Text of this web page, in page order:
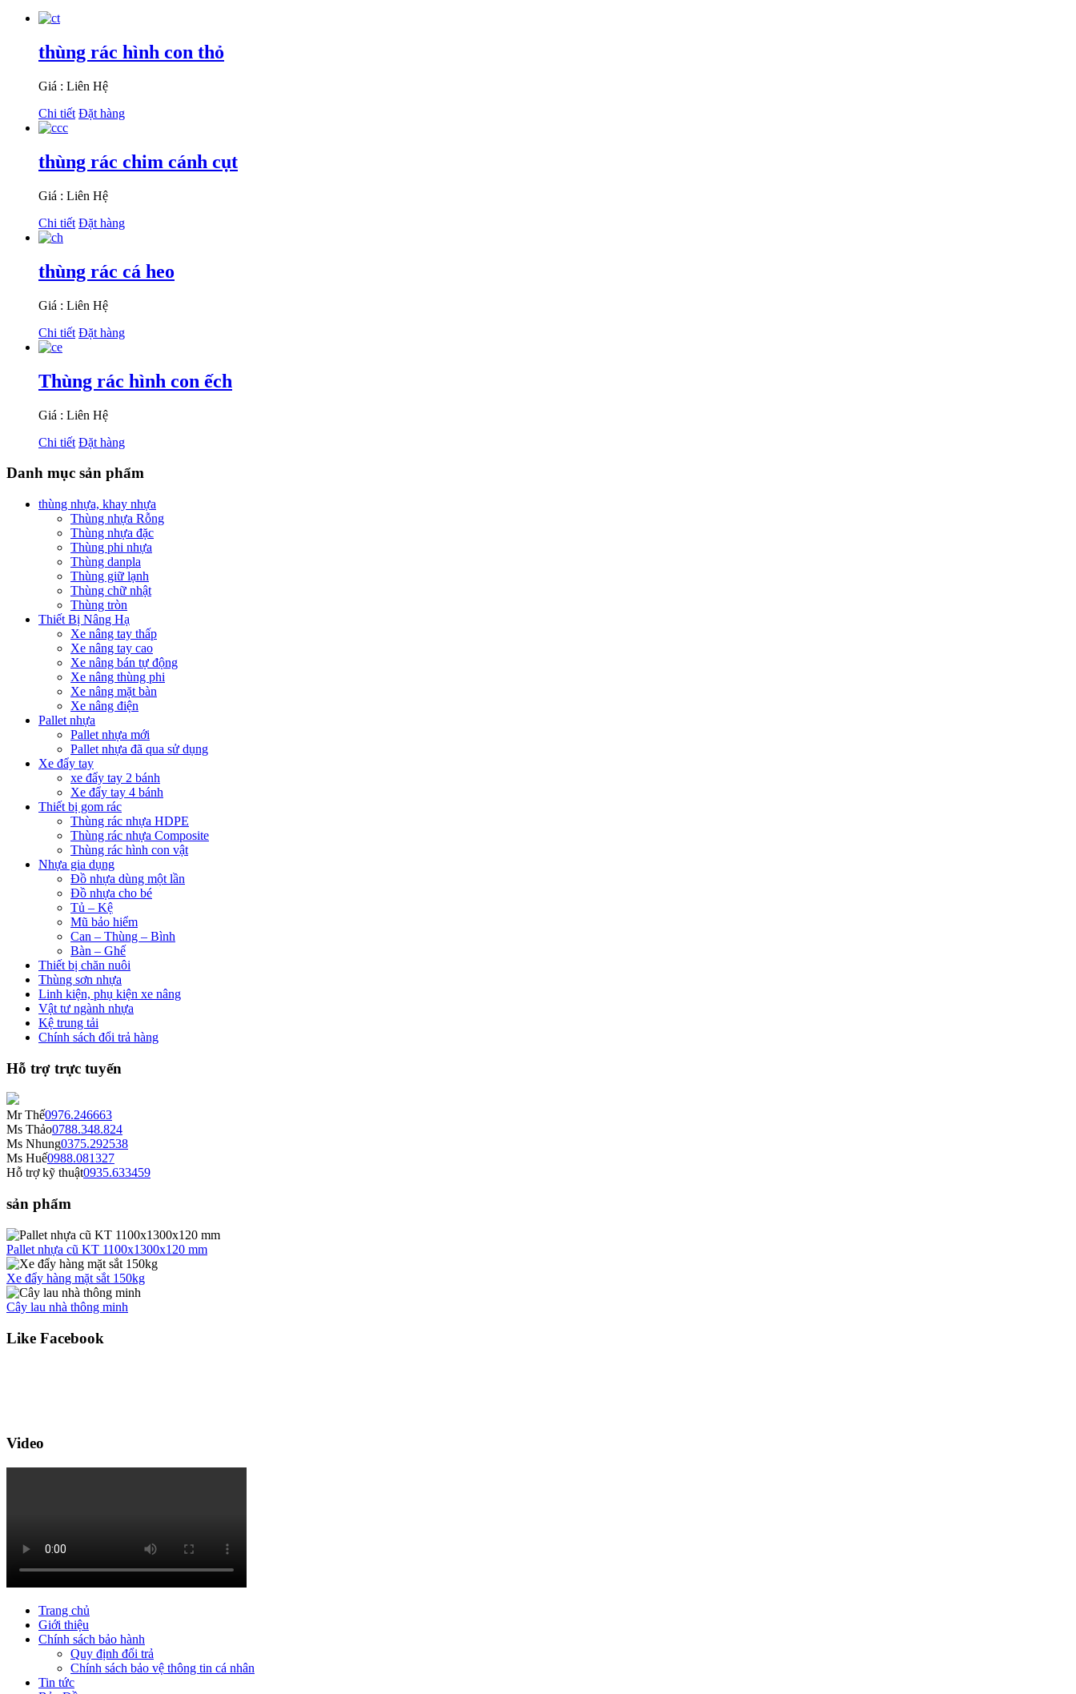
thùng rác hình con thỏ
Giá : Liên Hệ
Chi tiết Đặt hàng
thùng rác chim cánh cụt
Giá : Liên Hệ
Chi tiết Đặt hàng
thùng rác cá heo
Giá : Liên Hệ
Chi tiết Đặt hàng
Thùng rác hình con ếch
Giá : Liên Hệ
Chi tiết Đặt hàng
Danh mục sản phẩm
thùng nhựa, khay nhựa
Thùng nhựa Rỗng
Thùng nhựa đặc
Thùng phi nhựa
Thùng danpla
Thùng giữ lạnh
Thùng chữ nhật
Thùng tròn
Thiết Bị Nâng Hạ
Xe nâng tay thấp
Xe nâng tay cao
Xe nâng bán tự động
Xe nâng thùng phi
Xe nâng mặt bàn
Xe nâng điện
Pallet nhựa
Pallet nhựa mới
Pallet nhựa đã qua sử dụng
Xe đẩy tay
xe đẩy tay 2 bánh
Xe đẩy tay 4 bánh
Thiết bị gom rác
Thùng rác nhựa HDPE
Thùng rác nhựa Composite
Thùng rác hình con vật
Nhựa gia dụng
Đồ nhựa dùng một lần
Đồ nhựa cho bé
Tủ – Kệ
Mũ bảo hiểm
Can – Thùng – Bình
Bàn – Ghế
Thiết bị chăn nuôi
Thùng sơn nhựa
Linh kiện, phụ kiện xe nâng
Vật tư ngành nhựa
Kệ trung tải
Chính sách đổi trả hàng
Hỗ trợ trực tuyến
Mr Thế0976.246663
Ms Thảo0788.348.824
Ms Nhung0375.292538
Ms Huế0988.081327
Hỗ trợ kỹ thuật0935.633459
sản phẩm
Pallet nhựa cũ KT 1100x1300x120 mm
Xe đẩy hàng mặt sắt 150kg
Cây lau nhà thông minh
Like Facebook
Video
Trang chủ
Giới thiệu
Chính sách bảo hành
Quy định đổi trả
Chính sách bảo vệ thông tin cá nhân
Tin tức